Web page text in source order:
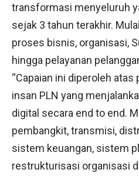
transformasi menyeluruh
sejak 3 tahun terakhir.
proses bisnis, organisasi,
hingga pelayanan
“Capaian ini diperoleh
insan PLN yang
digital secara end to end.
pembangkit, transmisi,
sistem keuangan, sistem
restrukturisasi organisasi